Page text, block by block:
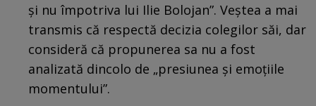
și nu împotriva lui Ilie Bolojan”. Veștea a mai
transmis că respectă decizia colegilor săi, dar
consideră că propunerea sa nu a fost
analizată dincolo de „presiunea și emoțiile
momentului”.